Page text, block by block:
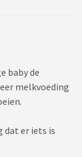
baby de
melkvoeding
dat er iets is